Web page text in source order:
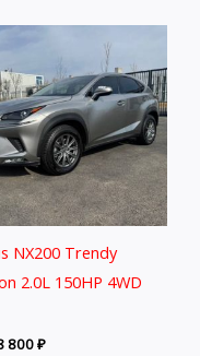
NX200 Trendy
2.0L 150HP 4WD
800₽